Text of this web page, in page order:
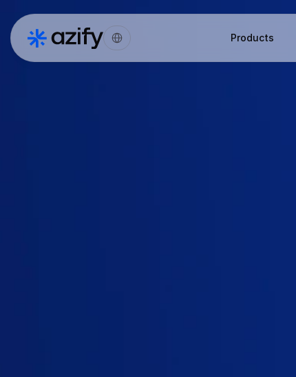
Select Language
Products